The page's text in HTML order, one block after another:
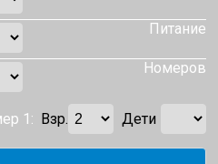
Питание
Номеров
1: Взр. Дети